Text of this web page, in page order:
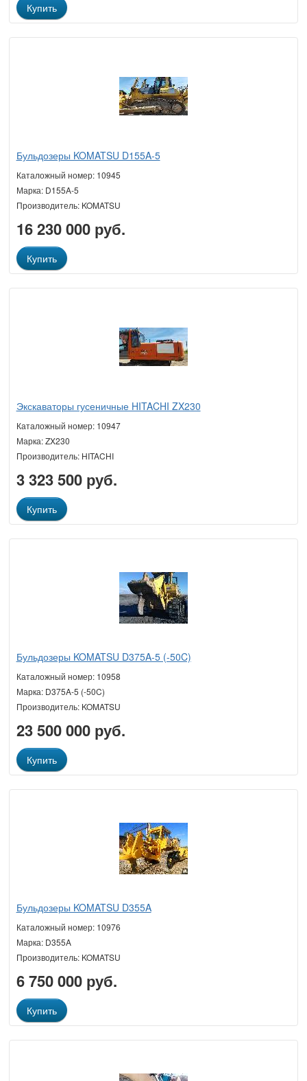
Купить
Бульдозеры KOMATSU D155A-5
Каталожный номер: 10945
Марка: D155A-5
Производитель: KOMATSU
16 230 000 руб.
Купить
Экскаваторы гусеничные HITACHI ZX230
Каталожный номер: 10947
Марка: ZX230
Производитель: HITACHI
3 323 500 руб.
Купить
Бульдозеры KOMATSU D375A-5 (-50C)
Каталожный номер: 10958
Марка: D375A-5 (-50C)
Производитель: KOMATSU
23 500 000 руб.
Купить
Бульдозеры KOMATSU D355A
Каталожный номер: 10976
Марка: D355A
Производитель: KOMATSU
6 750 000 руб.
Купить